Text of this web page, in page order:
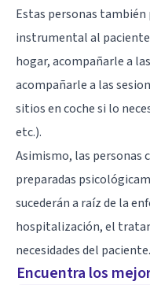
Estas personas
instrumental al paciente
hogar, acompañarle a
acompañarle a las
sitios en coche si lo
etc.).
Asimismo, las personas
preparadas
sucederán a raíz de la
hospitalización, el
necesidades del paciente.
Encuentra los